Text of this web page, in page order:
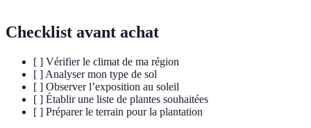
Checklist avant achat
[ ] Vérifier le climat de ma région
[ ] Analyser mon type de sol
[ ] Observer l’exposition au soleil
[ ] Établir une liste de plantes souhaitées
[ ] Préparer le terrain pour la plantation